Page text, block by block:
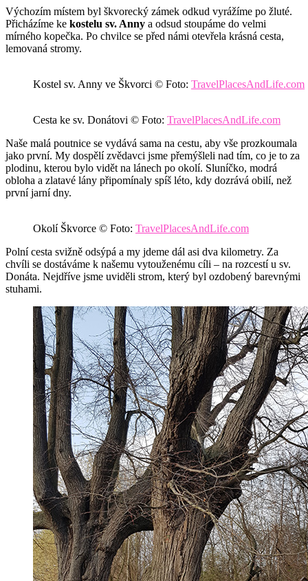
Výchozím místem byl škvorecký zámek odkud vyrážíme po žluté.
Přicházíme ke kostelu sv. Anny a odsud stoupáme do velmi
mírného kopečka. Po chvilce se před námi otevřela krásná cesta,
lemovaná stromy.
Kostel sv. Anny ve Škvorci © Foto: TravelPlacesAndLife.com
Cesta ke sv. Donátovi © Foto: TravelPlacesAndLife.com
Naše malá poutnice se vydává sama na cestu, aby vše prozkoumala
jako první. My dospělí zvědavci jsme přemýšleli nad tím, co je to za
plodinu, kterou bylo vidět na lánech po okolí. Sluníčko, modrá
obloha a zlatavé lány připomínaly spíš léto, kdy dozrává obilí, než
první jarní dny.
Okolí Škvorce © Foto: TravelPlacesAndLife.com
Polní cesta svižně odsýpá a my jdeme dál asi dva kilometry. Za
chvíli se dostáváme k našemu vytouženému cíli – na rozcestí u sv.
Donáta. Nejdříve jsme uviděli strom, který byl ozdobený barevnými
stuhami.